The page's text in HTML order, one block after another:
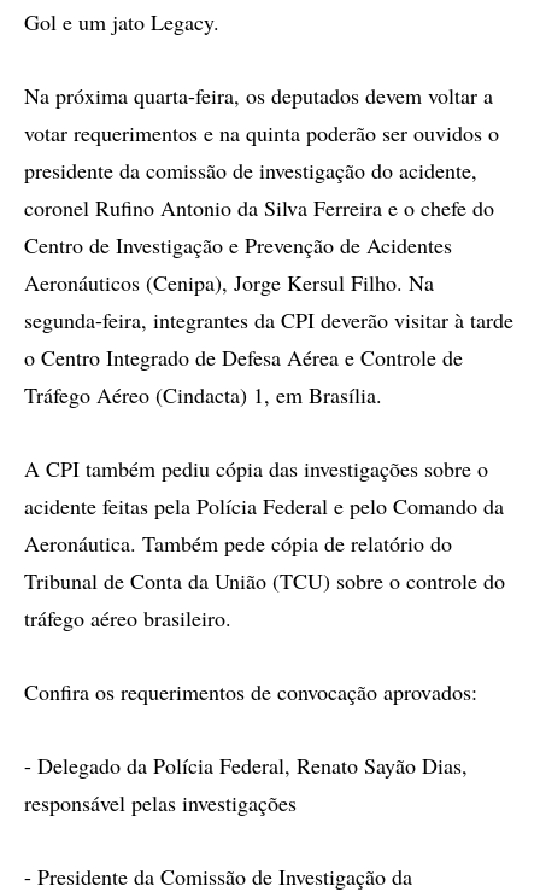
Gol e um jato Legacy.
Na próxima quarta-feira, os deputados devem voltar a
votar requerimentos e na quinta poderão ser ouvidos o
presidente da comissão de investigação do acidente,
coronel Rufino Antonio da Silva Ferreira e o chefe do
Centro de Investigação e Prevenção de Acidentes
Aeronáuticos (Cenipa), Jorge Kersul Filho. Na
segunda-feira, integrantes da CPI deverão visitar à tarde
o Centro Integrado de Defesa Aérea e Controle de
Tráfego Aéreo (Cindacta) 1, em Brasília.
A CPI também pediu cópia das investigações sobre o
acidente feitas pela Polícia Federal e pelo Comando da
Aeronáutica. Também pede cópia de relatório do
Tribunal de Conta da União (TCU) sobre o controle do
tráfego aéreo brasileiro.
Confira os requerimentos de convocação aprovados:
- Delegado da Polícia Federal, Renato Sayão Dias,
responsável pelas investigações
- Presidente da Comissão de Investigação da